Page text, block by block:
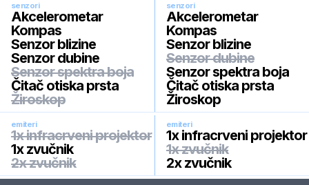
senzori
Akcelerometar
Kompas
Senzor blizine
Senzor dubine
Senzor spektra boja
Čitač otiska prsta
Žiroskop
senzori
Akcelerometar
Kompas
Senzor blizine
Senzor dubine
Senzor spektra boja
Čitač otiska prsta
Žiroskop
emiteri
1x infracrveni projektor
1x zvučnik
2x zvučnik
emiteri
1x infracrveni projektor
1x zvučnik
2x zvučnik